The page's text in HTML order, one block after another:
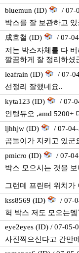
bluemun (ID)
/ 07-
박스를 잘 보관하고 있
成호철 (ID)
/ 07-
저는 박스자체를 다 버
깔끔하게 잘 정리하셨
leafrain (ID)
/ 07-
선정리 잘했네요..
kyta123 (ID)
/ 07-
인텔듀오 ,amd 5200+
ljhhjw (ID)
/ 07-
곰돌이가 지키고 있군
pmicro (ID)
/ 07-
박스 모으시는 것을
그런데 프린터 위치가
kss8569 (ID)
/ 07-
헉 박스 저도 모으는
eye2eyes (ID) / 07-05-
사진찍으신다고 간만